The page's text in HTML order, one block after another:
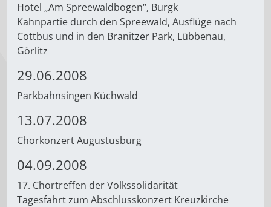
Hotel „Am Spreewaldbogen“, Burgk
Kahnpartie durch den Spreewald, Ausflüge nach
Cottbus und in den Branitzer Park, Lübbenau,
Görlitz
29.06.2008
Parkbahnsingen Küchwald
13.07.2008
Chorkonzert Augustusburg
04.09.2008
17. Chortreffen der Volkssolidarität
Tagesfahrt zum Abschlusskonzert Kreuzkirche